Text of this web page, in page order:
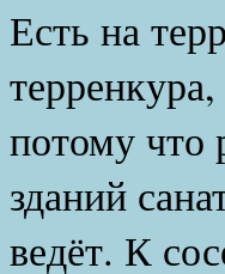
Есть на
потому что
зданий
ведёт. К